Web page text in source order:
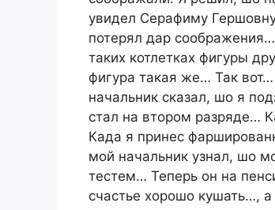
увидел Серафиму
потерял дар
таких котлетках фигуры
фигура такая же… Так
начальник сказал, шо я
стал на втором разряде…
Када я принес
мой начальник узнал, шо
тестем… Теперь он на
счастье хорошо кушать…,